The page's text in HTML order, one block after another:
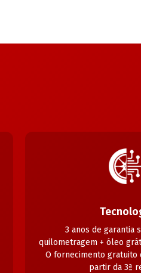
3 anos de garantia
quilometragem + óleo
O fornecimento gratuito
partir da 3ª